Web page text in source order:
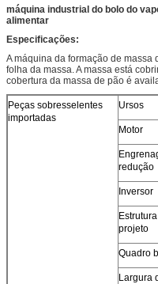
máquina industrial do bolo do
alimentar
Especificações:
A máquina da formação de
folha da massa. A massa está
cobertura da massa de pão é
Peças sobresselentes
importadas
Ursos
Motor
redução
Inversor
projeto
Quadro
Largura